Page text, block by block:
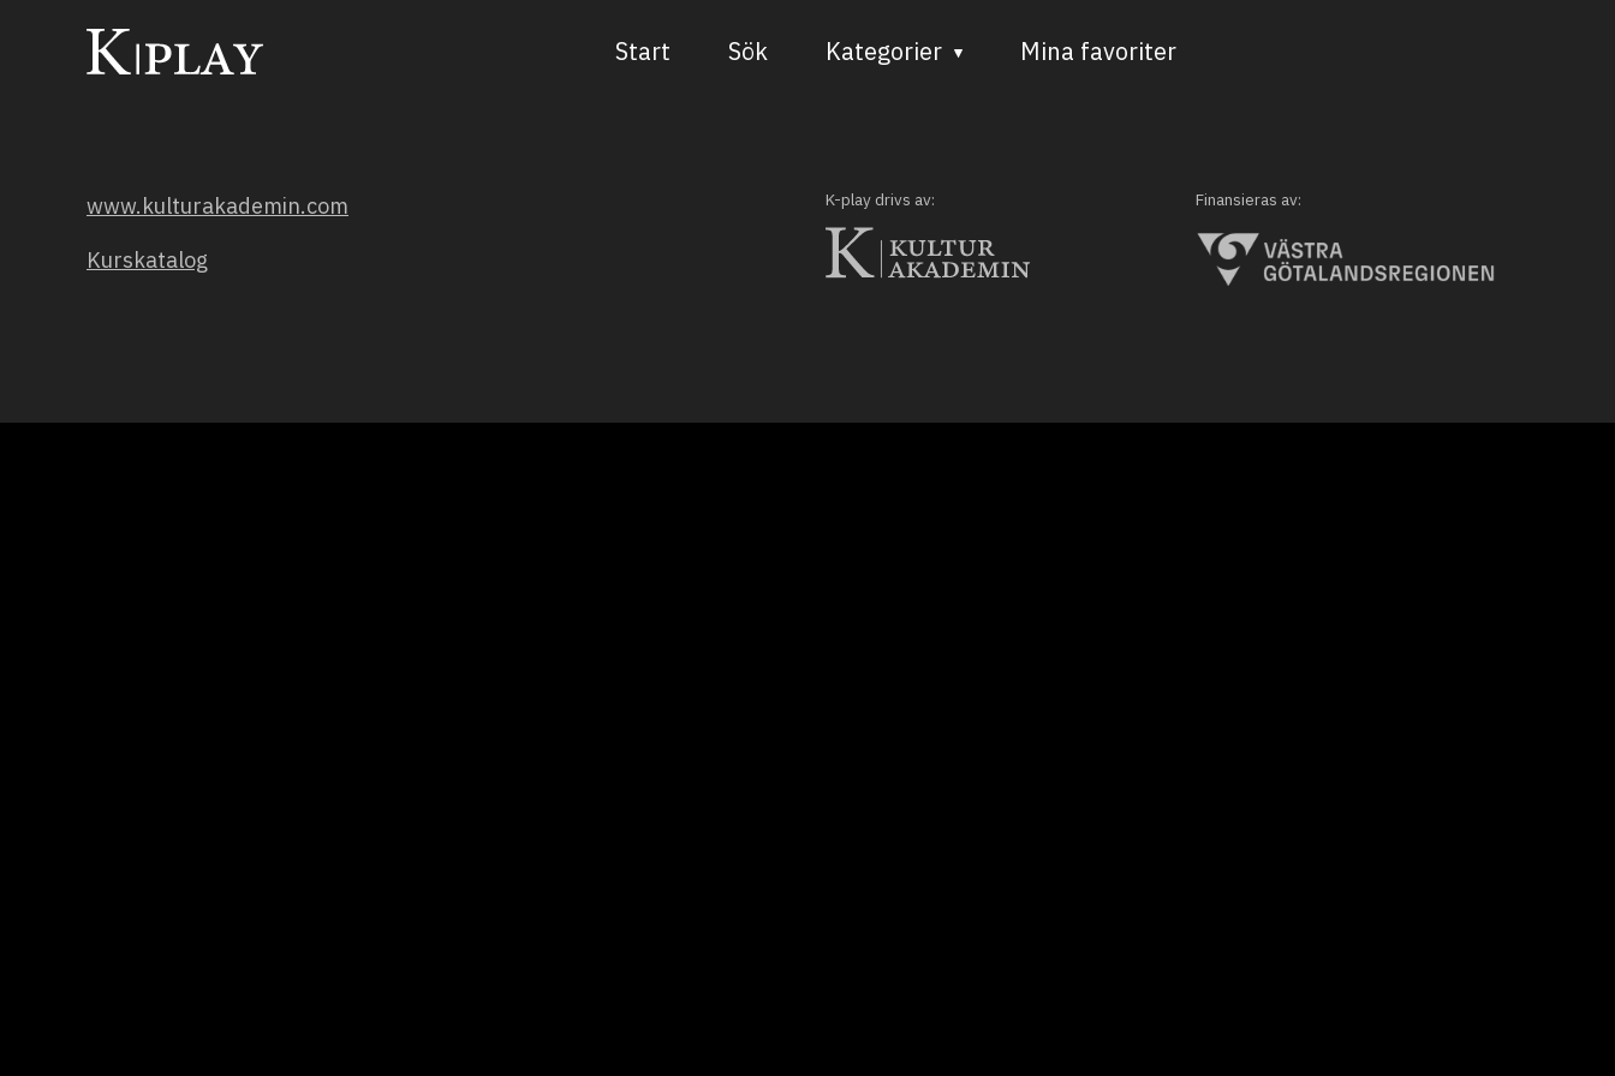
Start Sök Kategorier
Dans
Musik
Mina favoriter
www.kulturakademin.com
Kurskatalog
K-play drivs av: Finansieras av: